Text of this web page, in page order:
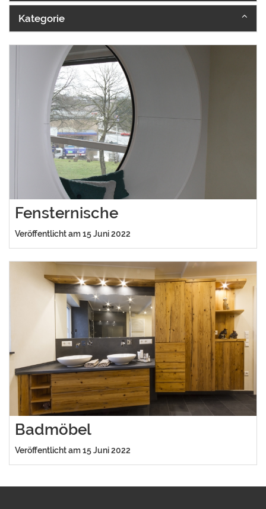
Kategorie
Fensternische
Veröffentlicht am 15 Juni 2022
Badmöbel
Veröffentlicht am 15 Juni 2022